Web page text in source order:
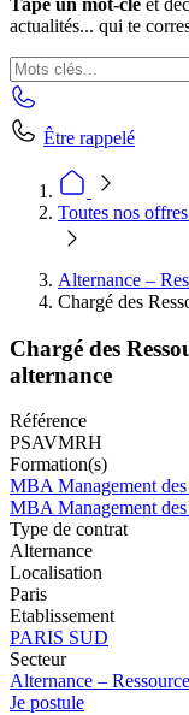
Tape un mot-clé et
actualités... qui te
Être rappelé
Toutes nos
Alternance –
Chargé des
Chargé des
alternance
Référence
PSAVMRH
Formation(s)
MBA Management
MBA Management
Type de contrat
Alternance
Localisation
Paris
Etablissement
PARIS SUD
Secteur
Alternance –
Je postule